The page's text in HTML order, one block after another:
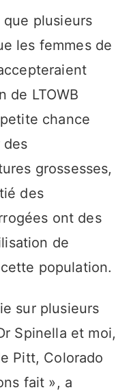
plusieurs
les femmes de
de LTOWB
chance
des
grossesses,
des
ont des
de
population.
sur plusieurs
Spinella et moi,
Pitt, Colorado
fait », a